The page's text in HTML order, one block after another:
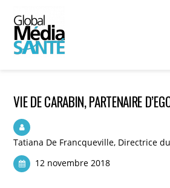
VIE DE CARABIN, PARTENAIRE
Tatiana De Francqueville, Directrice
12 novembre 2018